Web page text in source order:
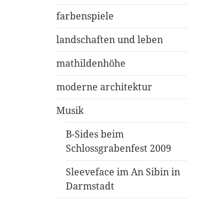
farbenspiele
landschaften und leben
mathildenhöhe
moderne architektur
Musik
B-Sides beim
Schlossgrabenfest 2009
Sleeveface im An Sibin in
Darmstadt